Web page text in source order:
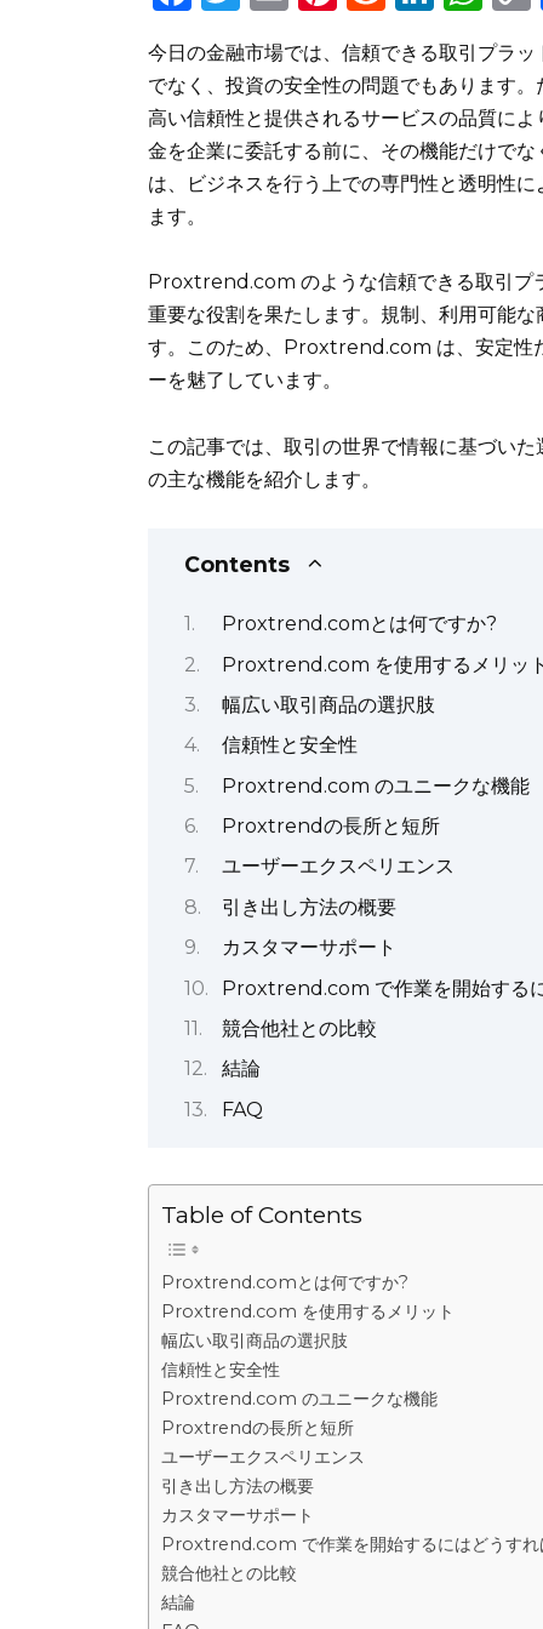
c
e
b
o
o
k
w
it
te
r
ai
l
te
re
st
d
di
t
k
e
dI
n
h
a
ts
A
p
今日の金融市場では、信頼できる取引プラ
でなく、投資の安全性の問題でもあります
高い信頼性と提供されるサービスの品質に
金を企業に委託する前に、その機能だけで
は、ビジネスを行う上での専門性と透明性
ます。
Proxtrend.com のような信頼できる取引プ
重要な役割を果たします。規制、利用可能
す。このため、Proxtrend.com は、安定性
ーを魅了しています。
この記事では、取引の世界で情報に基づい
の主な機能を紹介します。
Contents
Proxtrend.comとは何ですか?
Proxtrend.com を使用するメリット
幅広い取引商品の選択肢
信頼性と安全性
Proxtrend.com のユニークな機能
Proxtrendの長所と短所
ユーザーエクスペリエンス
引き出し方法の概要
カスタマーサポート
Proxtrend.com で作業を開始する
競合他社との比較
結論
FAQ
Table of Contents
Proxtrend.comとは何ですか?
Proxtrend.com を使用するメリット
幅広い取引商品の選択肢
信頼性と安全性
Proxtrend.com のユニークな機能
Proxtrendの長所と短所
ユーザーエクスペリエンス
引き出し方法の概要
カスタマーサポート
Proxtrend.com で作業を開始するにはどうすれ
競合他社との比較
結論